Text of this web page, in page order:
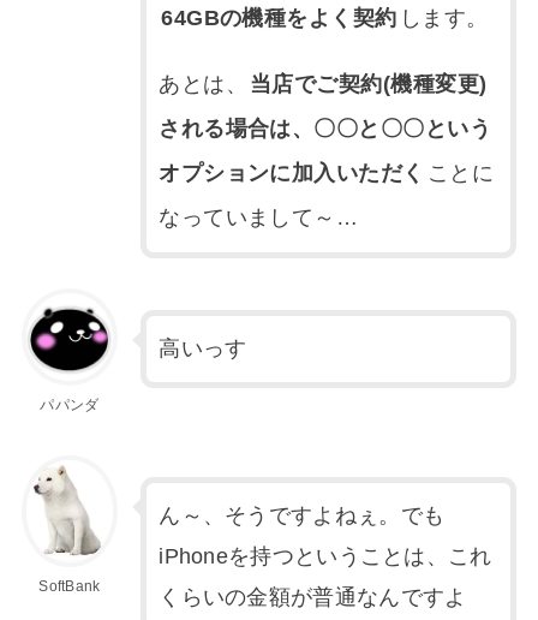
64GBの機種をよく契約 します。
あとは、
当店でご契約(機種変更)
される場合は、〇〇と〇〇という
オプションに加入いただく ことに
なっていまして～…
パパンダ
高いっす
SoftBank
ん～、そうですよねぇ。でも
iPhoneを持つということは、これ
くらいの金額が普通なんですよ